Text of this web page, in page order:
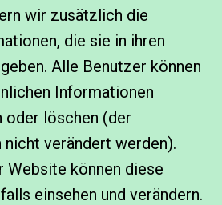
wir zusätzlich die
die sie in ihren
Alle Benutzer können
Informationen
oder löschen (der
nicht verändert werden).
können diese
einsehen und verändern.